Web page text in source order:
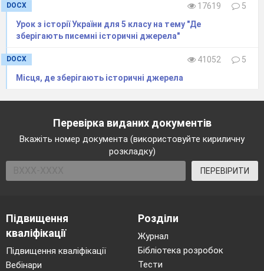
Цю державу ще називають Гетьманщина.
Карта с. 49 – відшукайте і назвіть столицю
Назвіть полкові міста Гетьманщини.
Хто керував державою?
Поясніть слова французького історика і філософа
Вольтера: «Козаки — найдивовижніша нація у світі.»
Що, на вашу думку, означають наведені прислів’я
Степ і воля— козацька доля.
Назвіть найбільший здобуток Національно-
визвольної війни українського народу середини
ХVІІ ст.
Закінчити речення
DOCX 17619
5
Урок з історії України для 5 класу на тему "Де
зберігають писемні історичні джерела"
DOCX 41052
5
Місця, де зберігають історичні джерела
Перевірка виданих документів
Вкажіть номер документа (використовуйте кириличну
розкладку)
ПЕРЕВІРИТИ
Підвищення
кваліфікації
Підвищення кваліфікації
Вебінари
Розділи
Журнал
Бібліотека розробок
Тести